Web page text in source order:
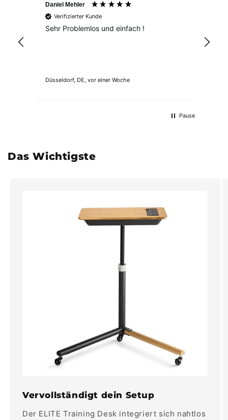
Daniel Mehler
Verifizierter Kunde
Sehr Problemlos und einfach !
Düsseldorf, DE, vor einer Woche
Pause
Das Wichtigste
Vervollständigt dein Setup
Der ELITE Training Desk integriert sich nahtlos